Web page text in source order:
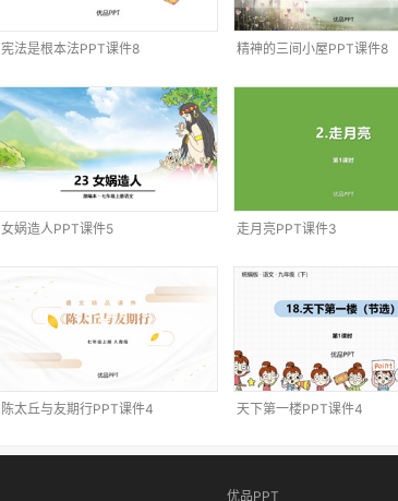
宪法是根本法PPT课件8 精神的三间小屋PPT课件8
女娲造人PPT课件5 走月亮PPT课件3
陈太丘与友期行PPT课件4 天下第一楼PPT课件4
优品PPT